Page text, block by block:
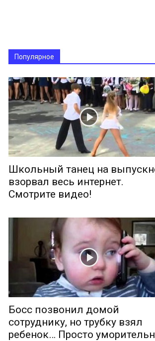
Популярное
Школьный танец на
взорвал весь интернет.
Смотрите видео!
Босс позвонил домой
сотруднику, но трубку взял
ребенок… Просто